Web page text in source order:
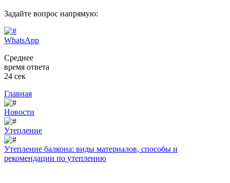
Задайте вопрос напрямую:
WhatsApp
Среднее
время ответа
24 сек
Главная
Новости
Утепление
Утепление балкона: виды материалов, способы и
рекомендации по утеплению